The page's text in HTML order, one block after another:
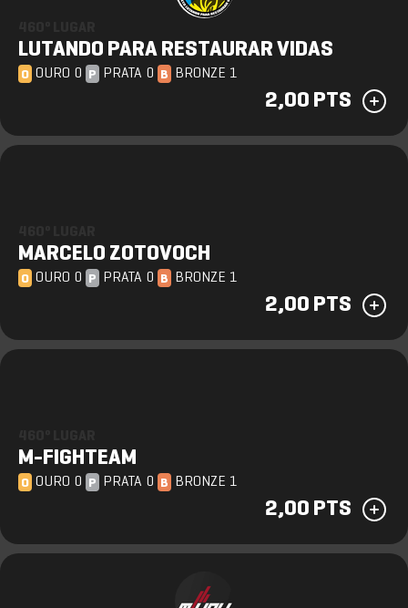
LUTANDO PARA RESTAURAR VIDAS
O OURO 0 P PRATA 0 B BRONZE 1
2,00 PTS
MARCELO ZOTOVOCH
O OURO 0 P PRATA 0 B BRONZE 1
2,00 PTS
M-FIGHTEAM
O OURO 0 P PRATA 0 B BRONZE 1
2,00 PTS